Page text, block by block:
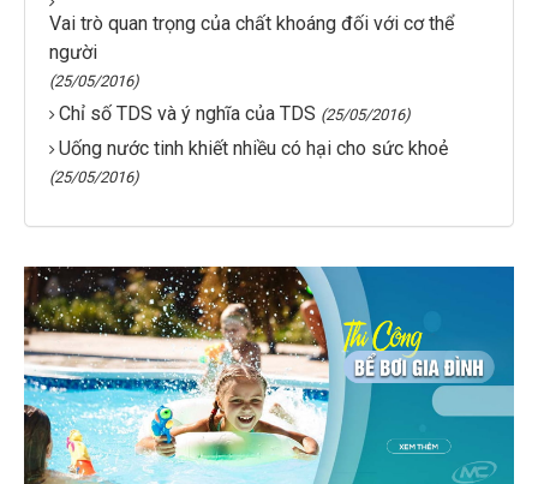
Vai trò quan trọng của chất khoáng đối với cơ thể
người
(25/05/2016)
Chỉ số TDS và ý nghĩa của TDS (25/05/2016)
Uống nước tinh khiết nhiều có hại cho sức khoẻ
(25/05/2016)